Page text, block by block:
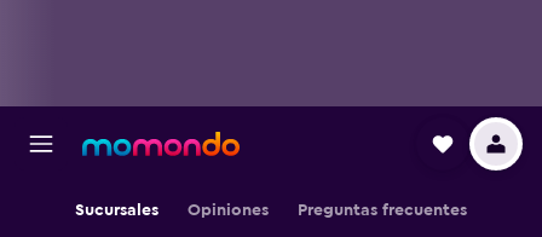
Sucursales Opiniones Preguntas frecuentes